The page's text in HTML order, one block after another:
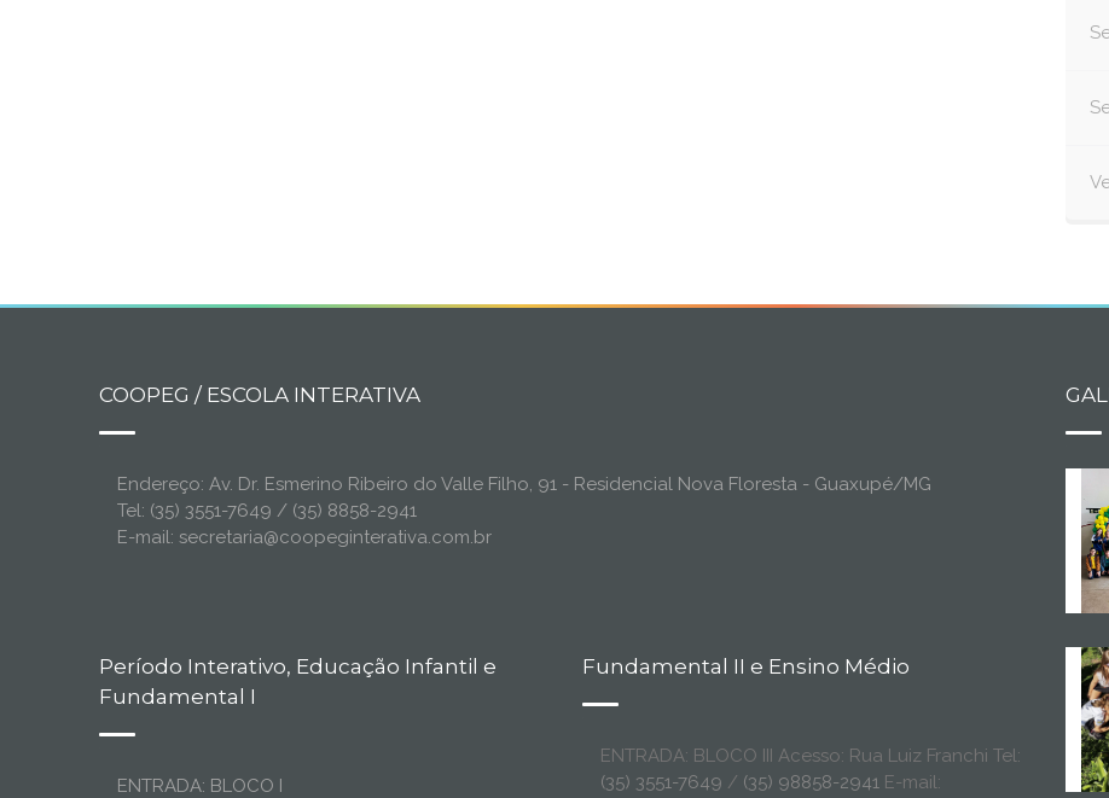
COOPEG / ESCOLA INTERATIVA
Endereço: Av. Dr. Esmerino Ribeiro do Valle Filho, 91 - Residencial Nova Floresta - Guaxupé/MG
Tel: (35) 3551-7649 / (35) 8858-2941
E-mail: secretaria@coopeginterativa.com.br
Período Interativo, Educação Infantil e
Fundamental I
ENTRADA: BLOCO I
Fundamental II e Ensino Médio
ENTRADA: BLOCO III Acesso: Rua Luiz Franchi Tel:
(35) 3551-7649 / (35) 98858-2941E-mail: